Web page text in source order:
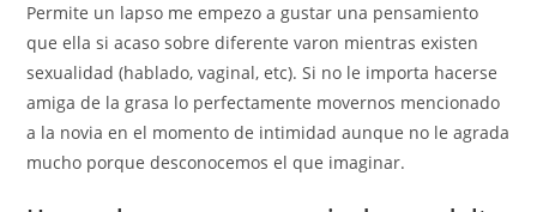
Permite un lapso me empezo a gustar una pensamiento
que ella si acaso sobre diferente varon mientras existen
sexualidad (hablado, vaginal, etc). Si no le importa hacerse
amiga de la grasa lo perfectamente movernos mencionado
a la novia en el momento de intimidad aunque no le agrada
mucho porque desconocemos el que imaginar.